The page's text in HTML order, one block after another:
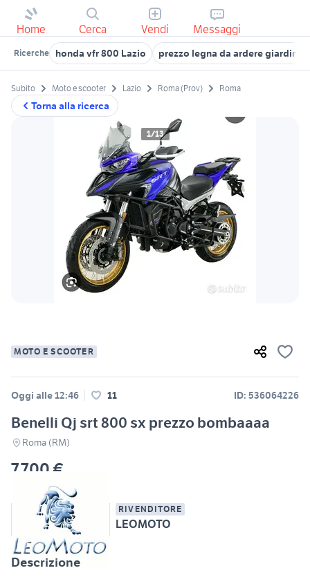
Home Cerca Vendi Messaggi
Ricerche honda vfr 800 Lazio prezzo legna da ardere giardino
Torna alla ricerca
Subito Moto e scooter Lazio Roma (Prov) Roma
1/13
MOTO E SCOOTER
Oggi alle 12:46 11 ID: 536064226
Benelli Qj srt 800 sx prezzo bombaaaa
Roma (RM)
7.700 €
RIVENDITORE
LEOMOTO
Descrizione